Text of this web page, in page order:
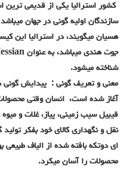
کشور استرالیا یکی از قدیمی ترین
سازندگان اولیه گونی در جهان
هسیان میگویند، در استرالیا این
شناخته میشود.
معنی و تعریف گونی : پیدایش گونی
آغاز شده است، انسان وقتی
قیبیل سیب زمینی، پیاز، غلات و
نقل و نگهداری کالای خود بفکر
ای دوتکه بافته شده از الیاف طبیعی
محصولات را آسان میکرد.